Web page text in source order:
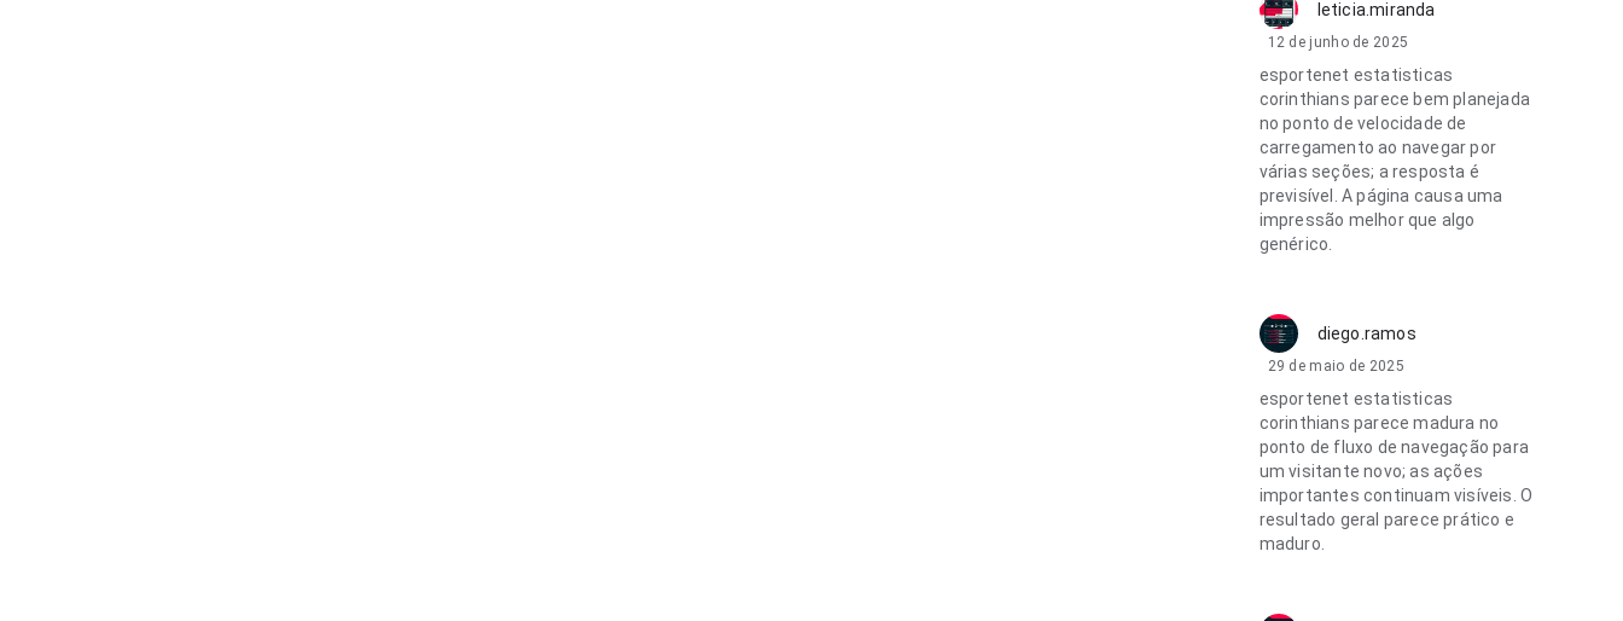
leticia.miranda
12 de junho de 2025
esportenet estatisticas
corinthians parece bem planejada
no ponto de velocidade de
carregamento ao navegar por
várias seções; a resposta é
previsível. A página causa uma
impressão melhor que algo
genérico.
diego.ramos
29 de maio de 2025
esportenet estatisticas
corinthians parece madura no
ponto de fluxo de navegação para
um visitante novo; as ações
importantes continuam visíveis. O
resultado geral parece prático e
maduro.